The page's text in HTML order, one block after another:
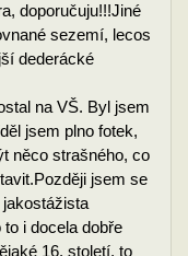
doporučuju!!!Jiné
sezemí, lecos
dederácké
na VŠ. Byl jsem
jsem plno fotek,
něco strašného, co
jsem se
i docela dobře
16. století, to